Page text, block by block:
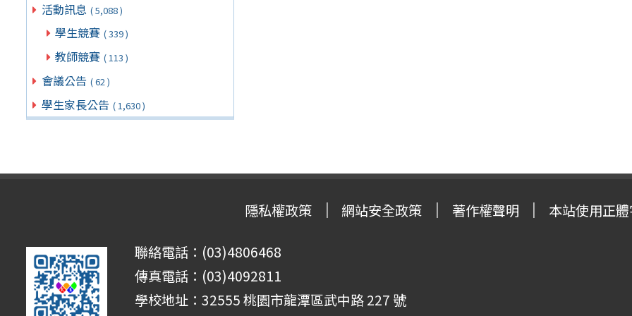
活動訊息 ( 5,088 )
學生競賽 ( 339 )
教師競賽 ( 113 )
會議公告 ( 62 )
學生家長公告 ( 1,630 )
隱私權政策 網站安全政策 著作權聲明 本站使用正
聯絡電話：(03)4806468
傳真電話：(03)4092811
學校地址：32555 桃園市龍潭區武中路 227 號